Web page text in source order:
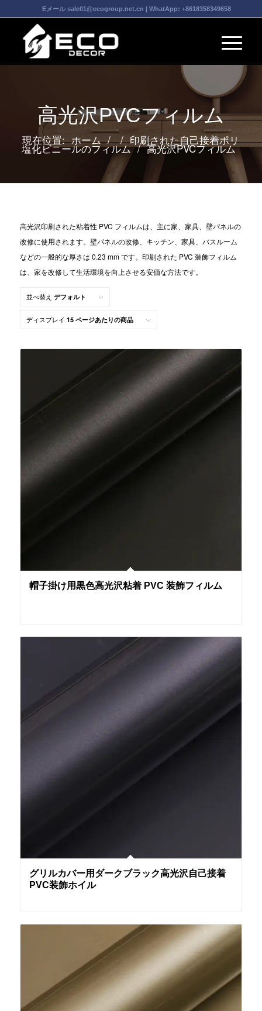
Eメールsale01@ecogroup.net.cn | WhatApp:+8618358349658
高光沢PVCフィルム
現在位置: ホーム / / 印刷された自己接着ポリ
塩化ビニールのフィルム / 高光沢PVCフィルム
高光沢印刷された粘着性 PVC フィルムは、主に家、家具、壁パネルの
改修に使用されます。壁パネルの改修、キッチン、家具、バスルーム
などの一般的な厚さは 0.23 mm です。印刷された PVC 装飾フィルム
は、家を改修して生活環境を向上させる安価な方法です。
並べ替え デフォルト
ディスプレイ 15 ページあたりの商品
帽子掛け用黒色高光沢粘着 PVC 装飾フィルム
グリルカバー用ダークブラック高光沢自己接着
PVC装飾ホイル